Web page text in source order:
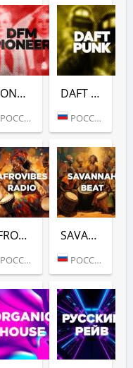
PIONEER (DFM)
РОССИЯ (МОСКВА)
DAFT PUNK (DFM)
РОССИЯ (МОСКВА)
AFROVIBES RADIO (DFM)
РОССИЯ (МОСКВА)
SAVANNAH BEAT (DFM)
РОССИЯ (МОСКВА)